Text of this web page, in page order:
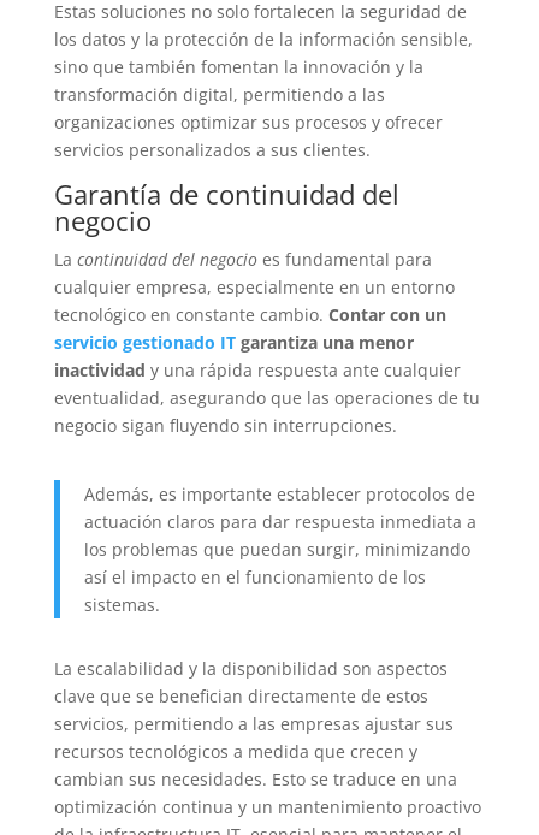
Estas soluciones no solo fortalecen la seguridad de
los datos y la protección de la información sensible,
sino que también fomentan la innovación y la
transformación digital, permitiendo a las
organizaciones optimizar sus procesos y ofrecer
servicios personalizados a sus clientes.
Garantía de continuidad del
negocio
La continuidad del negocioes fundamental para
cualquier empresa, especialmente en un entorno
tecnológico en constante cambio. Contar con un
servicio gestionado ITgarantiza una menor
inactividad y una rápida respuesta ante cualquier
eventualidad, asegurando que las operaciones de tu
negocio sigan fluyendo sin interrupciones.
Además, es importante establecer protocolos de
actuación claros para dar respuesta inmediata a
los problemas que puedan surgir, minimizando
así el impacto en el funcionamiento de los
sistemas.
La escalabilidad y la disponibilidad son aspectos
clave que se benefician directamente de estos
servicios, permitiendo a las empresas ajustar sus
recursos tecnológicos a medida que crecen y
cambian sus necesidades. Esto se traduce en una
optimización continua y un mantenimiento proactivo